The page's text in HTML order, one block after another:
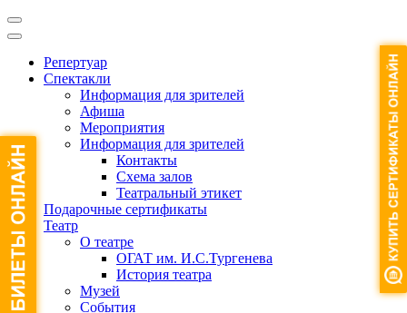
Репертуар
Спектакли
Информация для зрителей
Афиша
Мероприятия
Информация для зрителей
Контакты
Схема залов
Театральный этикет
Подарочные сертификаты
Театр
О театре
ОГАТ им. И.С.Тургенева
История театра
Музей
События